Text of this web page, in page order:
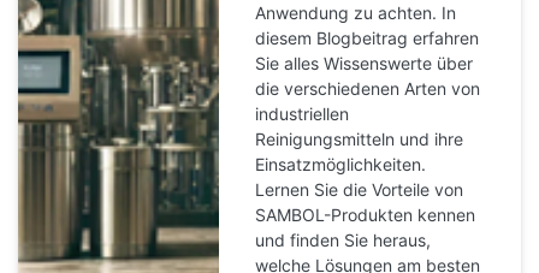
Anwendung zu achten. In
diesem Blogbeitrag erfahren
Sie alles Wissenswerte über
die verschiedenen Arten von
industriellen
Reinigungsmitteln und ihre
Einsatzmöglichkeiten.
Lernen Sie die Vorteile von
SAMBOL-Produkten kennen
und finden Sie heraus,
welche Lösungen am besten